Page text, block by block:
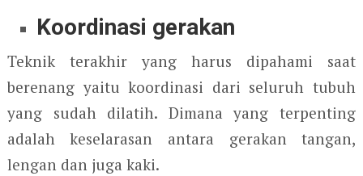
Koordinasi gerakan
Teknik terakhir yang harus dipahami saat
berenang yaitu koordinasi dari seluruh tubuh
yang sudah dilatih. Dimana yang terpenting
adalah keselarasan antara gerakan tangan,
lengan dan juga kaki.